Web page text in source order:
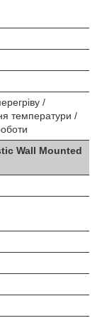
/
температури /
Wall Mounted